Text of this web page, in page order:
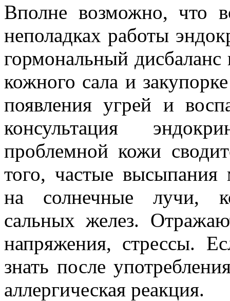
Вполне возможно, что
неполадках работы
гормональный дисбаланс
кожного сала и
появления угрей и
консультация
проблемной кожи
того, частые высыпания
на солнечные лучи,
сальных желез.
напряжения, стрессы.
знать после
аллергическая реакция.